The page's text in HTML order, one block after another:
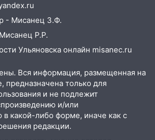
шахматистка
выиграла два
сборной мира
открыли памятную
Кондратию Рылееву
спасатели ночью
в заброшенных
мужчину
- Мисанец З.Ф.
Р.Р.
Ульяновска онлайн misanec.ru
Вся информация, размещенная на
предназначена только для
и не подлежит
и/или
в какой-либо форме, иначе как с
редакции.